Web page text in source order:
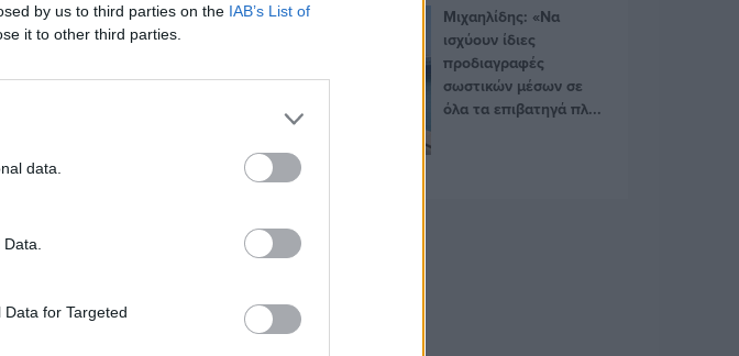
by us to third parties on the IAB’s List of
it to other third parties.
data.
for Targeted
η
στη
Μιχαηλίδης: «Να
ισχύουν ίδιες
προδιαγραφές
σωστικών μέσων σε
όλα τα επιβατηγά πλ...